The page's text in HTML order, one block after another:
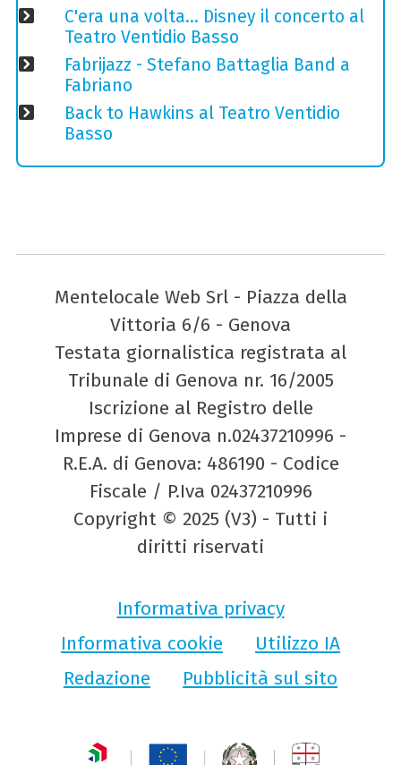
C'era una volta… Disney il concerto al
Teatro Ventidio Basso
Fabrijazz - Stefano Battaglia Band a
Fabriano
Back to Hawkins al Teatro Ventidio
Basso
Mentelocale Web Srl - Piazza della
Vittoria 6/6 - Genova
Testata giornalistica registrata al
Tribunale di Genova nr. 16/2005
Iscrizione al Registro delle
Imprese di Genova n.02437210996 -
R.E.A. di Genova: 486190 - Codice
Fiscale / P.Iva 02437210996
Copyright © 2025 (V3) - Tutti i
diritti riservati
Informativa privacy
Informativa cookie
Utilizzo IA
Redazione
Pubblicità sul sito